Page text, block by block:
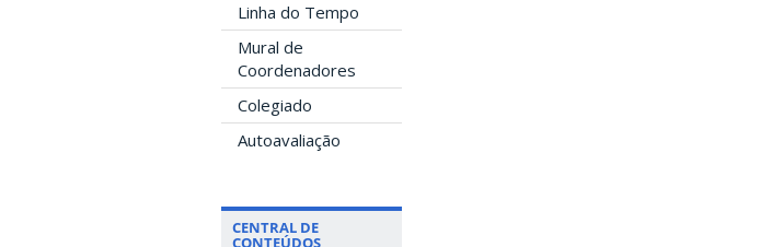
Linha do Tempo
Mural de
Coordenadores
Colegiado
Autoavaliação
CENTRAL DE
CONTEÚDOS